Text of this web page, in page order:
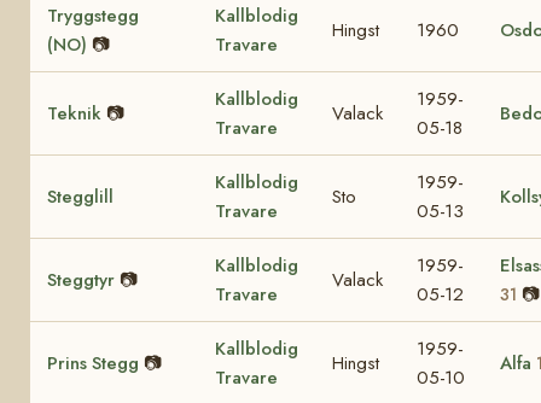
Tryggstegg
(NO) 📷
Kallblodig
Travare
Hingst 1960
Teknik 📷
Kallblodig
Travare
Valack
1959-
05-18
Stegglill
Kallblodig
Travare
Sto
1959-
05-13
Steggtyr 📷
Kallblodig
Travare
Valack
1959-
05-12
31 📷
Prins Stegg 📷
Kallblodig
Travare
Hingst
1959-
05-10
Alfa